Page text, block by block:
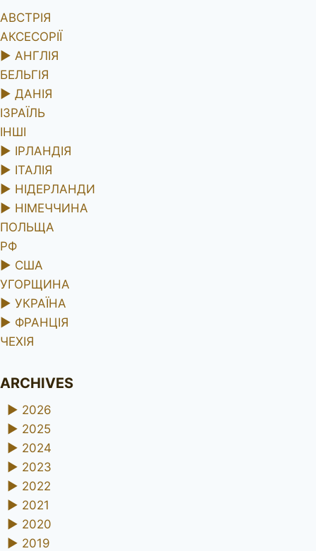
АВСТРІЯ
АКСЕСОРІЇ
► АНГЛІЯ
БЕЛЬГІЯ
► ДАНІЯ
ІЗРАЇЛЬ
ІНШІ
► ІРЛАНДІЯ
► ІТАЛІЯ
► НІДЕРЛАНДИ
► НІМЕЧЧИНА
ПОЛЬЩА
РФ
► США
УГОРЩИНА
► УКРАЇНА
► ФРАНЦІЯ
ЧЕХІЯ
ARCHIVES
► 2026
► 2025
► 2024
► 2023
► 2022
► 2021
► 2020
► 2019